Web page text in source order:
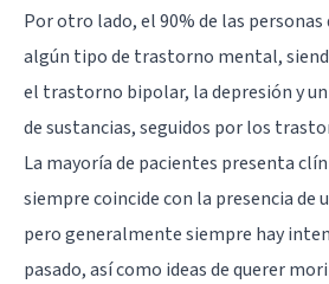
Por otro lado, el 90% de las personas
algún tipo de trastorno mental,
el trastorno bipolar, la depresión y
de sustancias, seguidos por los
La mayoría de pacientes presenta
siempre coincide con la presencia de
pero generalmente siempre hay
pasado, así como ideas de querer